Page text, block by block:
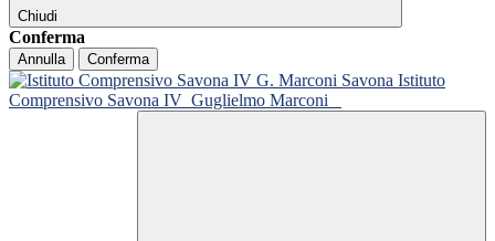
Chiudi
Conferma
Annulla Conferma
Istituto
Comprensivo Savona IV Guglielmo Marconi